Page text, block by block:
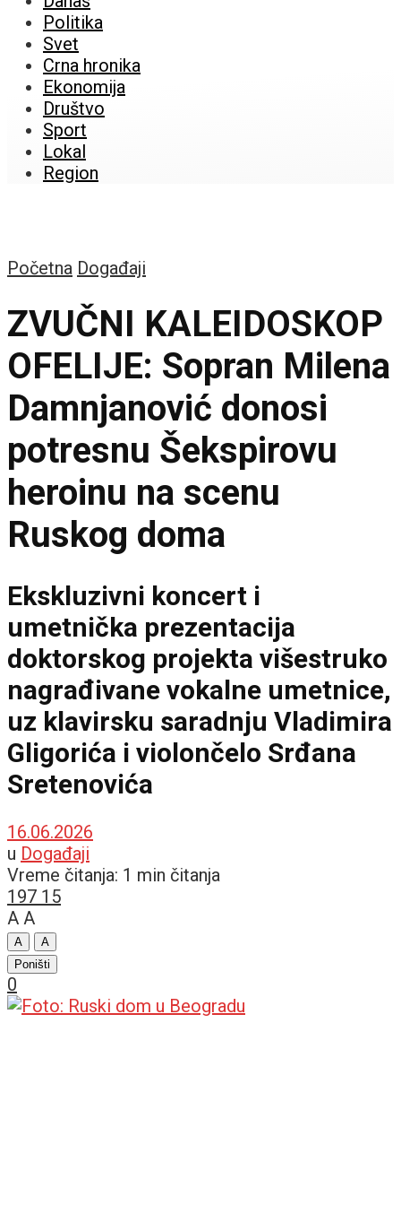
Politika
Svet
Crna hronika
Ekonomija
Društvo
Sport
Lokal
Region
Početna Događaji
ZVUČNI KALEIDOSKOP
OFELIJE: Sopran Milena
Damnjanović donosi
potresnu Šekspirovu
heroinu na scenu
Ruskog doma
Ekskluzivni koncert i
umetnička prezentacija
doktorskog projekta višestruko
nagrađivane vokalne umetnice,
uz klavirsku saradnju Vladimira
Gligorića i violončelo Srđana
Sretenovića
16.06.2026
u Događaji
Vreme čitanja: 1 min čitanja
197 15
A A
A
A
Poništi
0